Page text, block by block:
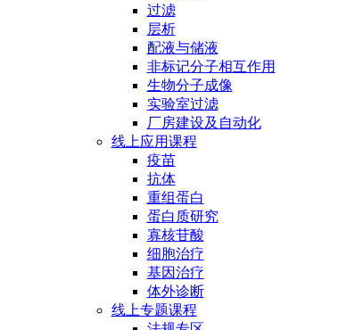
过滤
层析
配液与储液
非标记分子相互作用
生物分子成像
实验室过滤
厂房建设及自动化
线上应用课程
疫苗
抗体
重组蛋白
蛋白质研究
寡核苷酸
细胞治疗
基因治疗
体外诊断
线上专题课程